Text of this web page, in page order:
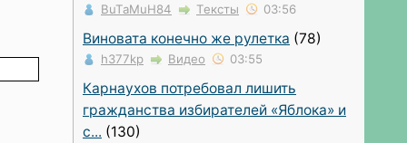
BuTaMuH84 Тексты 03:56
Виновата конечно же рулетка (78)
h377kp Видео 03:55
Карнаухов потребовал лишить
гражданства избирателей «Яблока» и
с... (130)